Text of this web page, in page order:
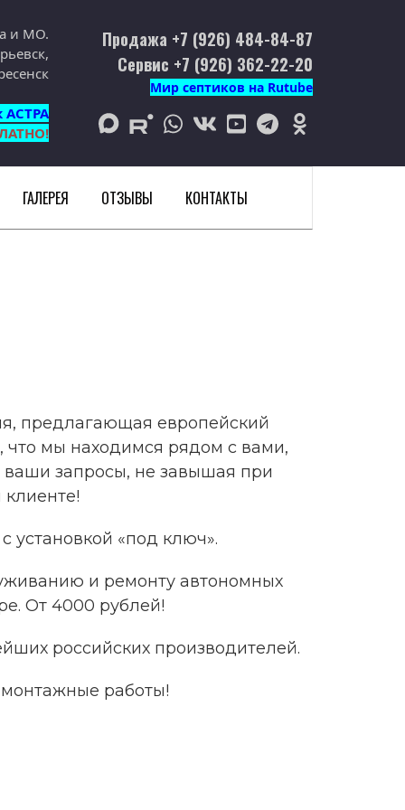
и МО.
АСТРА
Продажа +7 (926) 484-84-87
Сервис +7 (926) 362-22-20
Мир септиков на Rutube
max rutubewhatsapp
vk youtubetelegramodnoklassniki
ГАЛЕРЕЯ ОТЗЫВЫ КОНТАКТЫ
предлагающая европейский
что мы находимся рядом с вами,
запросы, не завышая при
установкой «под ключ».
и ремонту автономных
. От 4000 рублей!
российских производителей.
работы!